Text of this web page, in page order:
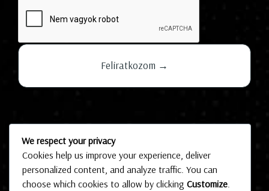
Kapcsolat
Adatkezelés
We respect your privacy
Cookies help us improve your experience, deliver
personalized content, and analyze traffic. You can
choose which cookies to allow by clicking Customize